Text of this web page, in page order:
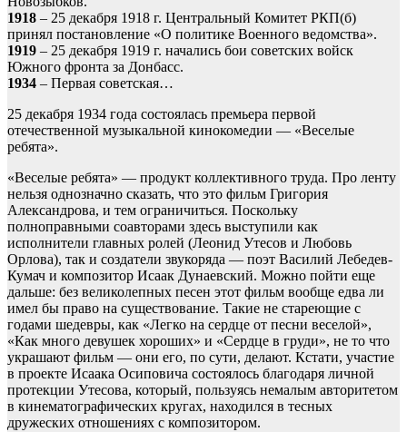
1918 – 25 декабря 1918 г. Центральный Комитет РКП(б)
принял постановление «О политике Военного ведомства».
1919 – 25 декабря 1919 г. начались бои советских войск
Южного фронта за Донбасс.
1934 – Первая советская…
25 декабря 1934 года состоялась премьера первой
отечественной музыкальной кинокомедии — «Веселые
ребята».
«Веселые ребята» — продукт коллективного труда. Про ленту
нельзя однозначно сказать, что это фильм Григория
Александрова, и тем ограничиться. Поскольку
полноправными соавторами здесь выступили как
исполнители главных ролей (Леонид Утесов и Любовь
Орлова), так и создатели звукоряда — поэт Василий Лебедев-
Кумач и композитор Исаак Дунаевский. Можно пойти еще
дальше: без великолепных песен этот фильм вообще едва ли
имел бы право на существование. Такие не стареющие с
годами шедевры, как «Легко на сердце от песни веселой»,
«Как много девушек хороших» и «Сердце в груди», не то что
украшают фильм — они его, по сути, делают. Кстати, участие
в проекте Исаака Осиповича состоялось благодаря личной
протекции Утесова, который, пользуясь немалым авторитетом
в кинематографических кругах, находился в тесных
дружеских отношениях с композитором.